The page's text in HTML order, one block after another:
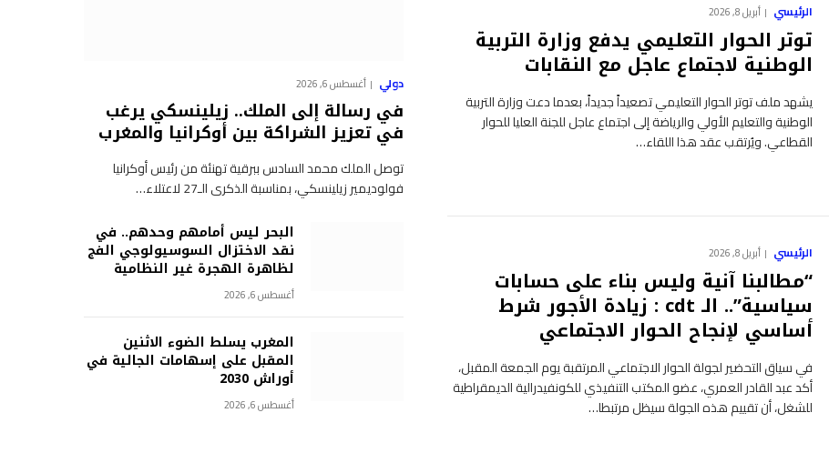
الرئيسي أبريل 8, 2026
توتر الحوار التعليمي يدفع وزارة التربية
الوطنية لاجتماع عاجل مع النقابات
يشهد ملف توتر الحوار التعليمي تصعيداً جديداً، بعدما دعت وزارة التربية
الوطنية والتعليم الأولي والرياضة إلى اجتماع عاجل للجنة العليا للحوار
القطاعي. ويُرتقب عقد هذا اللقاء…
الرئيسي أبريل 8, 2026
“مطالبنا آنية وليس بناء على حسابات
سياسية”.. الـ cdt : زيادة الأجور شرط
أساسي لإنجاح الحوار الاجتماعي
في سياق التحضير لجولة الحوار الاجتماعي المرتقبة يوم الجمعة المقبل،
أكد عبد القادر العمري، عضو المكتب التنفيذي للكونفيدرالية الديمقراطية
للشغل، أن تقييم هذه الجولة سيظل مرتبطا…
دولي أغسطس 6, 2026
في رسالة إلى الملك.. زيلينسكي يرغب
في تعزيز الشراكة بين أوكرانيا والمغرب
توصل الملك محمد السادس ببرقية تهنئة من رئيس أوكرانيا
فولوديمير زيلينسكي، بمناسبة الذكرى الـ27 لاعتلاء…
البحر ليس أمامهم وحدهم.. في
نقد الاختزال السوسيولوجي الفج
لظاهرة الهجرة غير النظامية
أغسطس 6, 2026
المغرب يسلط الضوء الاثنين
المقبل على إسهامات الجالية في
أوراش 2030
أغسطس 6, 2026